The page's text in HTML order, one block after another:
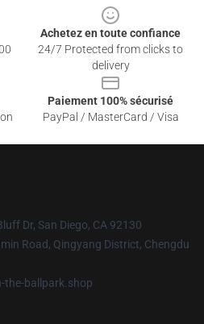
Achetez en toute confiance
24/7 Protected from clicks to
delivery
Paiement 100% sécurisé
PayPal / MasterCard / Visa
Dr, San Diego, CA 92130
Road, Qingyang District, Chengdu
the-ballpark.shop